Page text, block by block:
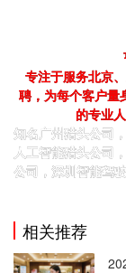
专注于服务北京
聘，为每个客户量
的专业
知名广州猎头公司
人工智能猎头公司
公司，深圳智能驾驶
相关推荐